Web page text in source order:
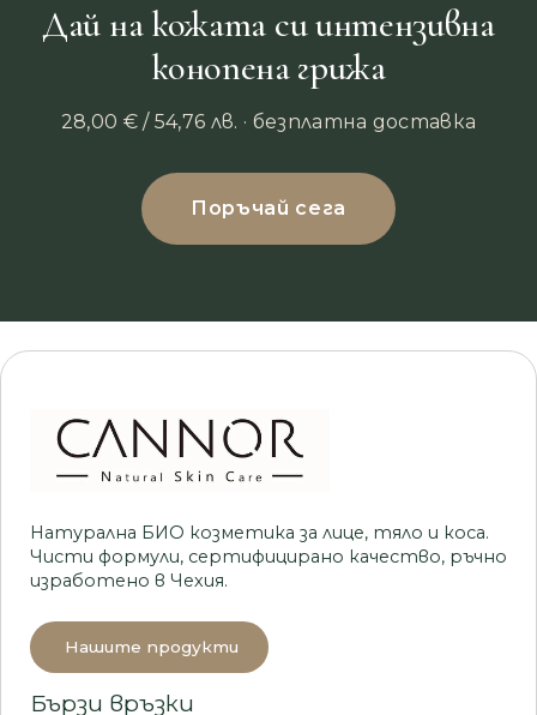
Дай на кожата си интензивна
конопена грижа
28,00 €/ 54,76 лв. · безплатна доставка
Поръчай сега
Натурална БИО козметика за лице, тяло и коса.
Чисти формули, сертифицирано качество, ръчно
изработено в Чехия.
Нашите продукти
Бързи връзки